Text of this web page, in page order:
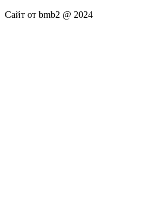
Сайт от bmb2 @ 2024